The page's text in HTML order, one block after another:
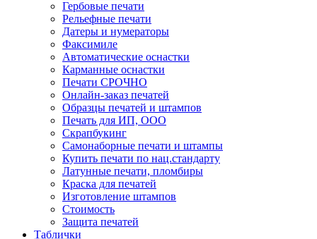
Гербовые печати
Рельефные печати
Датеры и нумераторы
Факсимиле
Автоматические оснастки
Карманные оснастки
Печати СРОЧНО
Онлайн-заказ печатей
Образцы печатей и штампов
Печать для ИП, ООО
Скрапбукинг
Самонаборные печати и штампы
Купить печати по нац.стандарту
Латунные печати, пломбиры
Краска для печатей
Изготовление штампов
Стоимость
Защита печатей
Таблички